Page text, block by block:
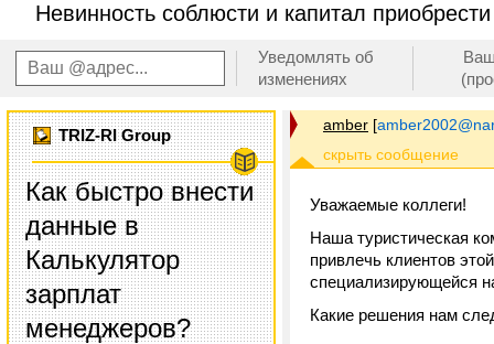
Невинность соблюсти и капитал приобрести
Уведомлять об
изменениях
TRIZ-RI Group
Как быстро внести
данные в
Калькулятор
зарплат
менеджеров?
amber [
Уважаемые коллеги!
Наша туристическая
привлечь клиентов
специализирующейся
Какие решения нам